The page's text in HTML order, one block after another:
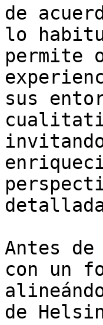
de
lo
permite
sus
Antes
con un
de